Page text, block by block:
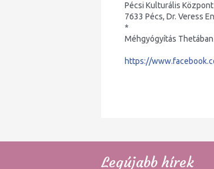
Pécsi Kulturális Központ
7633 Pécs, Dr. Veress
*
Méhgyógyítás
https://
Legújabb hírek